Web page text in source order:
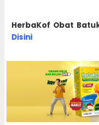
HerbaKof Obat
Disini